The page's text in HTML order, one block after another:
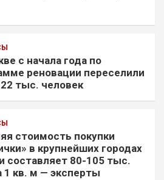
с начала года по
реновации переселили
тыс. человек
стоимость покупки
в крупнейших городах
составляет 80-105 тыс.
1 кв. м — эксперты